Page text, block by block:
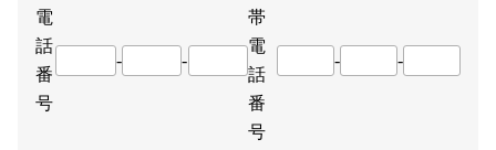
電
話
番
号
- -
帯
電
話
番
号
- -